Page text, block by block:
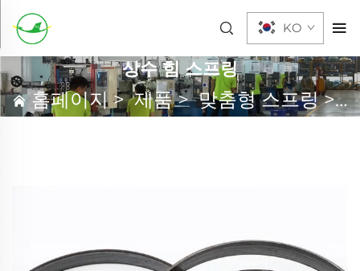
KO
상수 힘 스프링
홈페이지>제품>맞춤형 스프링>